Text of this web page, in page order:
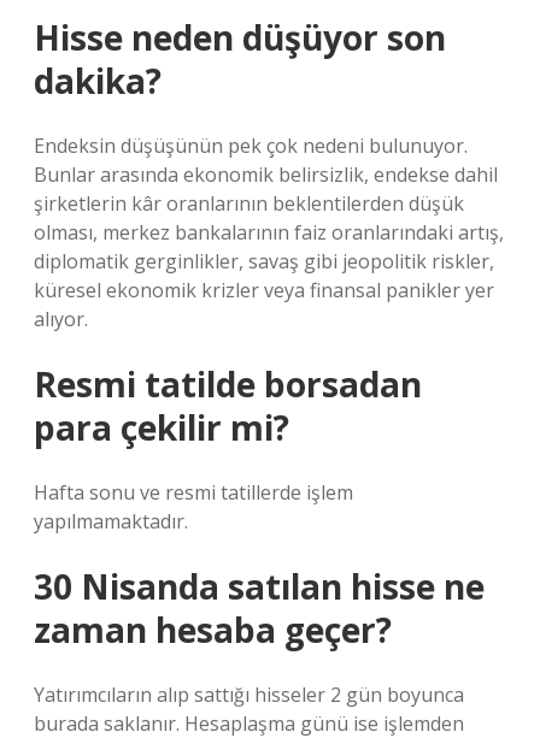
Hisse neden düşüyor son
dakika?
Endeksin düşüşünün pek çok nedeni bulunuyor.
Bunlar arasında ekonomik belirsizlik, endekse dahil
şirketlerin kâr oranlarının beklentilerden düşük
olması, merkez bankalarının faiz oranlarındaki artış,
diplomatik gerginlikler, savaş gibi jeopolitik riskler,
küresel ekonomik krizler veya finansal panikler yer
alıyor.
Resmi tatilde borsadan
para çekilir mi?
Hafta sonu ve resmi tatillerde işlem
yapılmamaktadır.
30 Nisanda satılan hisse ne
zaman hesaba geçer?
Yatırımcıların alıp sattığı hisseler 2 gün boyunca
burada saklanır. Hesaplaşma günü ise işlemden